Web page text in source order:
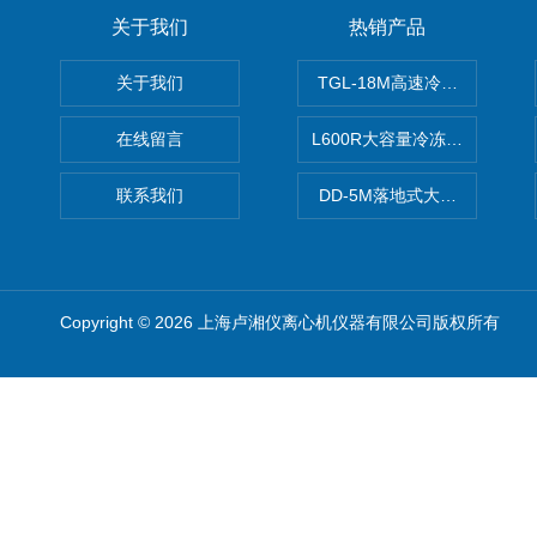
关于我们
关于我们
在线留言
联系我们
热销产品
TGL-18M高速冷冻离心机厂
L600R大容量冷冻离心机报价
DD-5M落地式大容量离心机
Copyright © 2026 上海卢湘仪离心机仪器有限公司版权所有